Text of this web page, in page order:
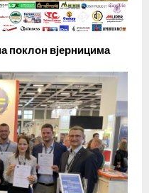
поклон вјерницима